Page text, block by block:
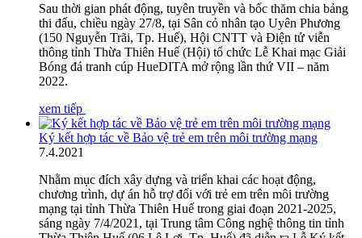
Sau thời gian phát động, tuyên truyền và bốc thăm chia bảng
thi đấu, chiều ngày 27/8, tại Sân cỏ nhân tạo Uyên Phương
(150 Nguyễn Trãi, Tp. Huế), Hội CNTT và Điện tử viễn
thông tỉnh Thừa Thiên Huế (Hội) tổ chức Lễ Khai mạc Giải
Bóng đá tranh cúp HueDITA mở rộng lần thứ VII – năm
2022.
xem tiếp
Ký kết hợp tác về Bảo vệ trẻ em trên môi trường mạng
7.4.2021
Nhằm mục đích xây dựng và triển khai các hoạt động,
chương trình, dự án hỗ trợ đối với trẻ em trên môi trường
mạng tại tỉnh Thừa Thiên Huế trong giai đoạn 2021-2025,
sáng ngày 7/4/2021, tại Trung tâm Công nghệ thông tin tỉnh